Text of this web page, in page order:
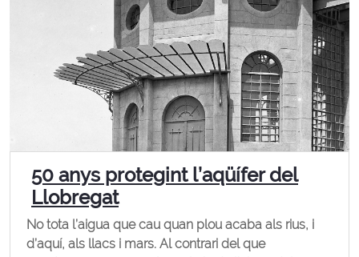
50 anys protegint l’aqüífer del
Llobregat
No tota l’aigua que cau quan plou acaba als rius, i
d’aquí, als llacs i mars. Al contrari del que